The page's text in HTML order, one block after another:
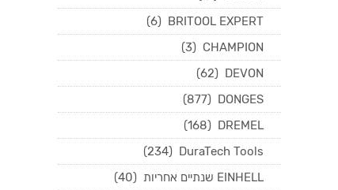
BRITOOL EXPERT
(6)
CHAMPION
(3)
DEVON
(62)
DONGES
(877)
DREMEL
(168)
DuraTech Tools
(234)
EINHELL שנתיים אחריות
(40)